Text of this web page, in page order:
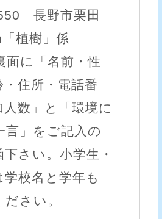
長野市栗田
植樹」係
に「名前・性
・住所・電話番
人数」と「環境に
言」をご記入の
さい。小学生・
学校名と学年も
さい。